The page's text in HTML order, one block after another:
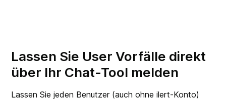
Lassen Sie User Vorfälle direkt
über Ihr Chat-Tool melden
Lassen Sie jeden Benutzer (auch ohne ilert-Konto)